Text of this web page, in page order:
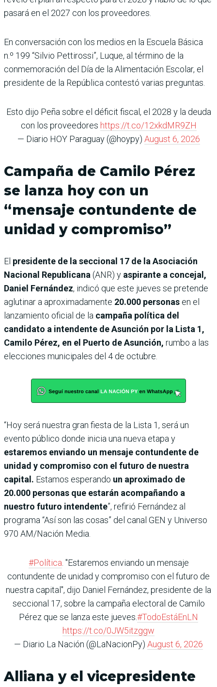
pasará en el 2027 con los proveedores.
En conversación con los medios en la Escuela Básica
n.º 199 “Silvio Pettirossi”, Luque, al término de la
conmemoración del Día de la Alimentación Escolar, el
presidente de la República contestó varias preguntas.
Esto dijo Peña sobre el déficit fiscal, el 2028 y la deuda
con los proveedores https://t.co/12xkdMR9ZH
— Diario HOY Paraguay (@hoypy) August 6, 2026
Campaña de Camilo Pérez
se lanza hoy con un
“mensaje contundente de
unidad y compromiso”
El presidente de la seccional 17 de la Asociación
Nacional Republicana(ANR) y aspirante a concejal,
Daniel Fernández, indicó que este jueves se pretende
aglutinar a aproximadamente 20.000 personas en el
lanzamiento oficial de la campaña política del
candidato a intendente de Asunción por la Lista 1,
Camilo Pérez, en el Puerto de Asunción, rumbo a las
elecciones municipales del 4 de octubre.
“Hoy será nuestra gran fiesta de la Lista 1, será un
evento público donde inicia una nueva etapa y
estaremos enviando un mensaje contundente de
unidad y compromiso con el futuro de nuestra
capital. Estamos esperando un aproximado de
20.000 personas que estarán acompañando a
nuestro futuro intendente”, refirió Fernández al
programa “Así son las cosas” del canal GEN y Universo
970 AM/Nación Media.
#Política. "Estaremos enviando un mensaje
contundente de unidad y compromiso con el futuro de
nuestra capital", dijo Daniel Fernández, presidente de la
seccional 17, sobre la campaña electoral de Camilo
Pérez que se lanza este jueves.#TodoEstáEnLN
https://t.co/0JW5itzggw
— Diario La Nación (@LaNacionPy) August 6, 2026
Alliana y el vicepresidente